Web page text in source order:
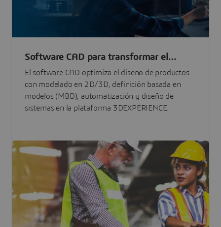
Software CAD para transformar el
diseño y la ingeniería
El software CAD optimiza el diseño de productos
con modelado en 2D/3D, definición basada en
modelos (MBD), automatización y diseño de
sistemas en la plataforma 3DEXPERIENCE.